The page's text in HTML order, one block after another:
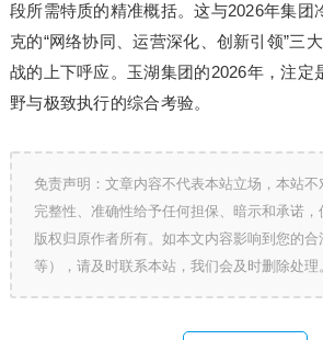
段所需特质的精准概括。这与2026年集团
克的“网络协同、运营深化、创新引领”三
战的上下呼应。玉湖集团的2026年，注定
野与极致执行的综合考验。
免责声明：文章内容不代表本站立场，本站不
完整性、准确性给予任何担保、暗示和承诺
版权归原作者所有。如本文内容影响到您的
等），请及时联系本站，我们会及时删除处理